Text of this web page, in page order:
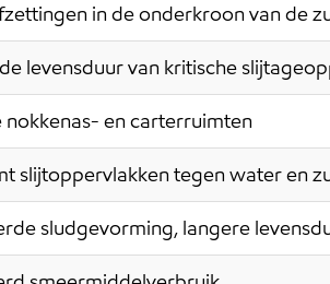
in de onderkroon van de
levensduur van kritische
nokkenas- en carterruimten
slijtoppervlakken tegen water en
sludgevorming, langere